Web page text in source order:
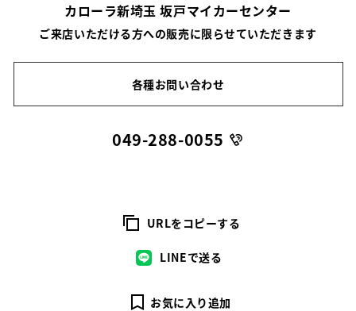
カローラ新埼玉 坂戸マイカーセンター
ご来店いただける方への販売に限らせていただきます
各種お問い合わせ
049-288-0055
URLをコピーする
LINEで送る
お気に入り追加